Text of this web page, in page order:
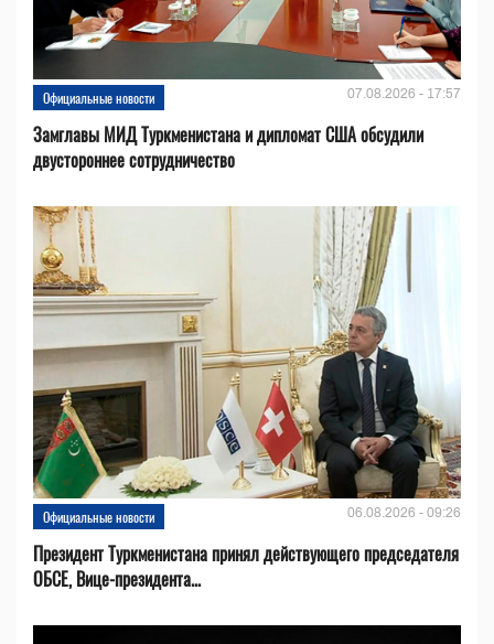
Официальные новости 07.08.2026 - 17:57
Замглавы МИД Туркменистана и дипломат США обсудили
двустороннее сотрудничество
Официальные новости 06.08.2026 - 09:26
Президент Туркменистана принял действующего председателя
ОБСЕ, Вице-президента...